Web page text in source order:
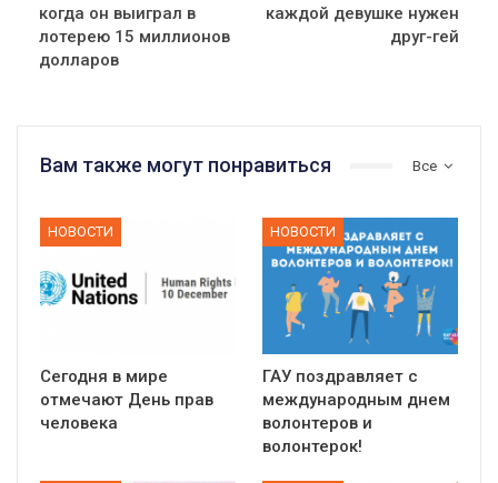
когда он выиграл в
лотерею 15 миллионов
долларов
каждой девушке нужен
друг-гей
Все
Вам также могут понравиться
НОВОСТИ
Сегодня в мире
отмечают День прав
человека
НОВОСТИ
ГАУ поздравляет с
международным днем
волонтеров и
волонтерок!